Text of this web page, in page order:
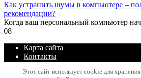
Как устранить шумы в компьютере –
рекомендации?
Когда ваш персональный компьютер
08
Карта сайта
Контакты
Этот сайт использует cookie для